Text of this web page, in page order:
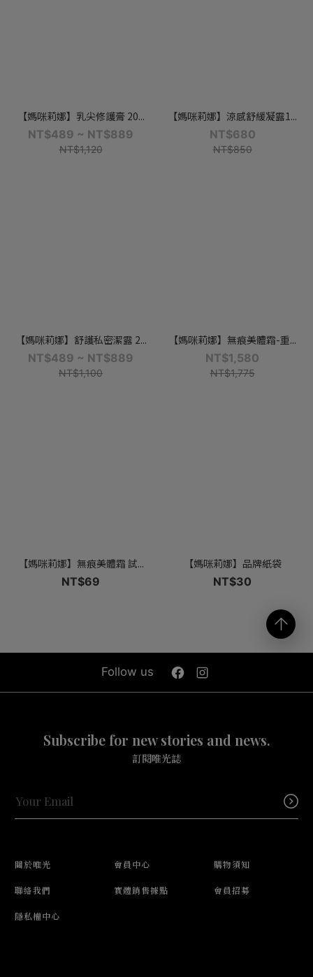
【媽咪莉娜】乳尖修護膏 20...
NT$489 ~ NT$889
NT$1,120
【媽咪莉娜】涼感舒緩凝露1...
NT$680
NT$850
【媽咪莉娜】舒護私密潔露 2...
NT$489 ~ NT$889
NT$1,100
【媽咪莉娜】無痕美體霜-重...
NT$1,580
NT$1,775
【媽咪莉娜】無痕美體霜 試...
NT$69
【媽咪莉娜】品牌紙袋
NT$30
Follow us
Subscribe for new stories and news.
訂閱唯光誌
關於唯光 會員中心 購物須知
聯絡我們 實體銷售據點 會員招募
隱私權中心